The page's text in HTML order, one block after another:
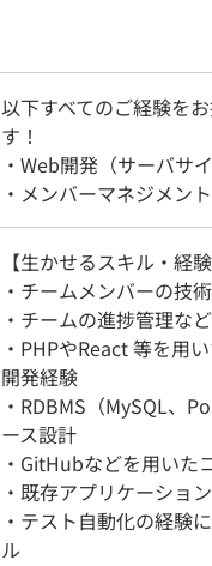
以下すべてのご経験を
す！
・Web開発（サーバ
・メンバーマネジメン
【生かせるスキル・経験
・チームメンバーの技
・チームの進捗管理な
・PHPやReact 等を用
開発経験
・RDBMS（MySQL、
ース設計
・GitHubなどを用いた
・既存アプリケーショ
・テスト自動化の経験
ル